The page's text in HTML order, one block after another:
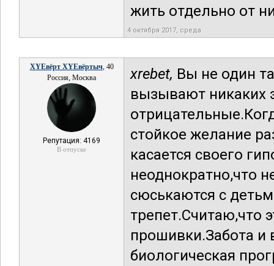
жить отдельно от
4 октября 2017, среда
XYEвёрт XYEвёртыч, 40
Россия, Москва
Репутация: 4169
В отпуске
xrebet, Вы не один
вызывают никаких
стойкое желание
касается своего
неоднократно,что
сюськаются с
трепет.Считаю,что
прошивки.Забота и
биологическая